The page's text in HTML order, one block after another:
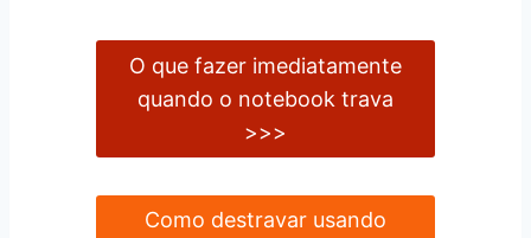
O que fazer imediatamente
quando o notebook trava
>>>
Como destravar usando